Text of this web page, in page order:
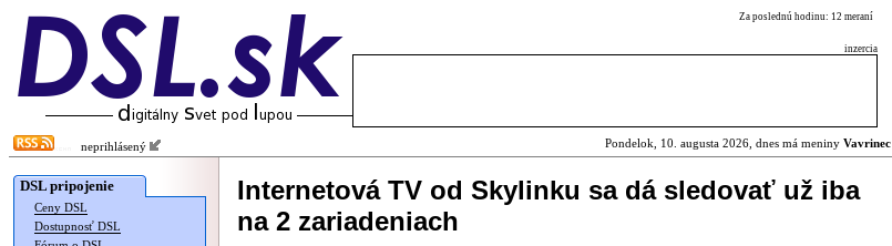
Za poslednú hodinu: 12 meraní
inzercia
neprihlásený Pondelok, 10. augusta 2026, dnes má meniny Vavrinec
DSL pripojenie
Ceny DSL
Dostupnosť DSL
Internetová TV od Skylinku sa dá sledovať už iba
na 2 zariadeniach